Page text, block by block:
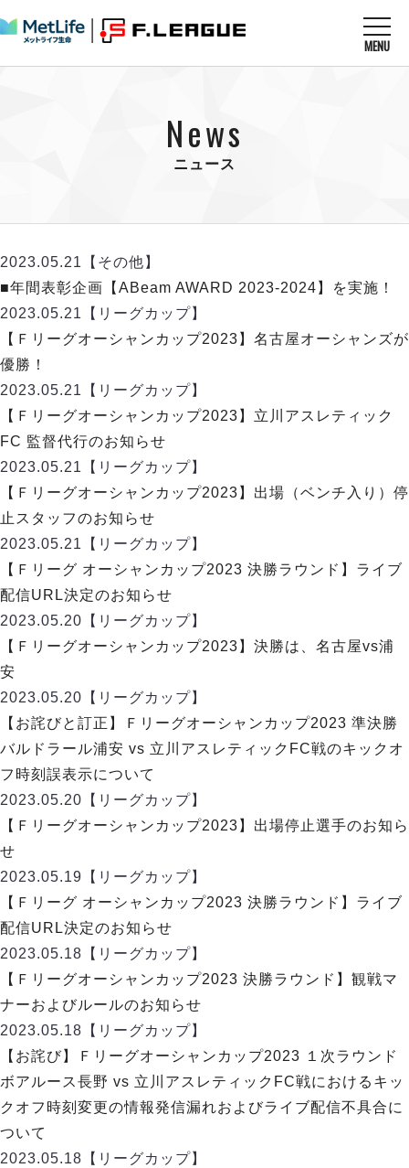
MENU
U-23選抜
クラブ
チケット
メディア情報
フットサル日本代表
その他
MATCHES
順位表
戦績表
警告・退場・出場停止選手
個人ランキング｜ゴール
個人ランキング｜シュート
個人ランキング｜シュート成功率
個人ランキング｜第2PK
メットライフ生命Ｆ２リーグ
試合日程
順位表
戦績表
警告・退場・出場停止選手
個人ランキング｜ゴール
個人ランキング｜シュート
個人ランキング｜第2PK
メットライフ生命Ｆリーグカップ 2026
試合日程・結果
大会概要
アリーナ情報
過去の記録
メットライフ生命Ｆ１リーグ
エスポラーダ北海道
バルドラール浦安
しながわシティ
立川アスレティックFC
ペスカドーラ町田
湘南ベルマーレ
ボアルース長野
名古屋オーシャンズ
シュライカー大阪
ボルクバレット北九州
バサジィ大分
メットライフ生命Ｆ２リーグ
マルバ水戸FC
リガーレヴィア葛飾
Y．S．C．C．横浜
ヴィンセドール白山
アグレミーナ浜松
デウソン神戸
ミラクルスマイル新居浜
チケットを買う
アリーナ情報 ARENA
リーグ概要 ABOUT US
リーグ概要
日本フットサルリーグについて
大会概要
リーグ要項
クラブライセンス関連
アリーナ観戦マナー&ルール
過去の記録 ARCHIVE
過去の試合記録
ディビジョン1 試合記録
ディビジョン2 試合記録
Ｆリーグカップ 試合記録
記念ゴール
ハットトリック
担当審判員
選手の通算記録（Ｆ１）
エスポラーダ北海道
バルドラール浦安
フウガドールすみだ
しながわシティ
立川アスレティックFC
ペスカドーラ町田
湘南ベルマーレ
ボアルース長野
名古屋オーシャンズ
シュライカー大阪
ボルクバレット北九州
プロジェクト PROJECT
ABeam AWARD
DIVISION 01
DIVISION02
FOLLOW US!
News
ニュース
2023.05.21
【その他】
■年間表彰企画【ABeam AWARD 2023-2024】を実施！
2023.05.21
【リーグカップ】
【Ｆリーグオーシャンカップ2023】名古屋オーシャンズが
優勝！
2023.05.21
【リーグカップ】
【Ｆリーグオーシャンカップ2023】立川アスレティック
FC 監督代行のお知らせ
2023.05.21
【リーグカップ】
【Ｆリーグオーシャンカップ2023】出場（ベンチ入り）停
止スタッフのお知らせ
2023.05.21
【リーグカップ】
【Ｆリーグ オーシャンカップ2023 決勝ラウンド】ライブ
配信URL決定のお知らせ
2023.05.20 【リーグカップ】
【Ｆリーグオーシャンカップ2023】決勝は、名古屋vs浦
安
2023.05.20 【リーグカップ】
【お詫びと訂正】Ｆリーグオーシャンカップ2023 準決勝
バルドラール浦安 vs 立川アスレティックFC戦のキックオ
フ時刻誤表示について
2023.05.20 【リーグカップ】
【Ｆリーグオーシャンカップ2023】出場停止選手のお知ら
せ
2023.05.19 【リーグカップ】
【Ｆリーグ オーシャンカップ2023 決勝ラウンド】ライブ
配信URL決定のお知らせ
2023.05.18 【リーグカップ】
【Ｆリーグオーシャンカップ2023 決勝ラウンド】観戦マ
ナーおよびルールのお知らせ
2023.05.18 【リーグカップ】
【お詫び】Ｆリーグオーシャンカップ2023 １次ラウンド
ボアルース長野 vs 立川アスレティックFC戦におけるキッ
クオフ時刻変更の情報発信漏れおよびライブ配信不具合に
ついて
2023.05.18 【リーグカップ】